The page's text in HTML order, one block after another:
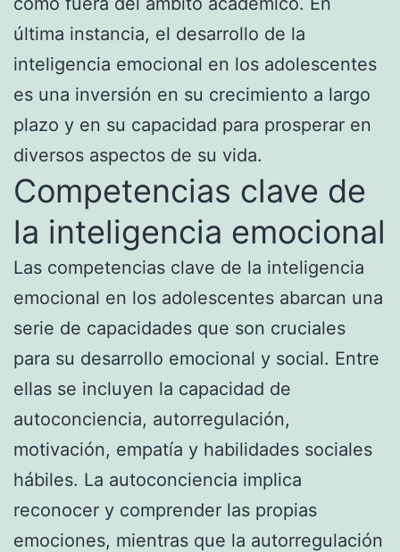
última instancia, el desarrollo de la
inteligencia emocional en los adolescentes
es una inversión en su crecimiento a largo
plazo y en su capacidad para prosperar en
diversos aspectos de su vida.
Competencias clave de
la inteligencia emocional
Las competencias clave de la inteligencia
emocional en los adolescentes abarcan una
serie de capacidades que son cruciales
para su desarrollo emocional y social. Entre
ellas se incluyen la capacidad de
autoconciencia, autorregulación,
motivación, empatía y habilidades sociales
hábiles. La autoconciencia implica
reconocer y comprender las propias
emociones, mientras que la autorregulación